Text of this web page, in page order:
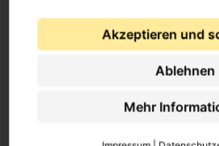
WhatsApp und
Alternativen
Wir stehen Ihnen auf
Akzeptieren und
Ablehnen
Mehr